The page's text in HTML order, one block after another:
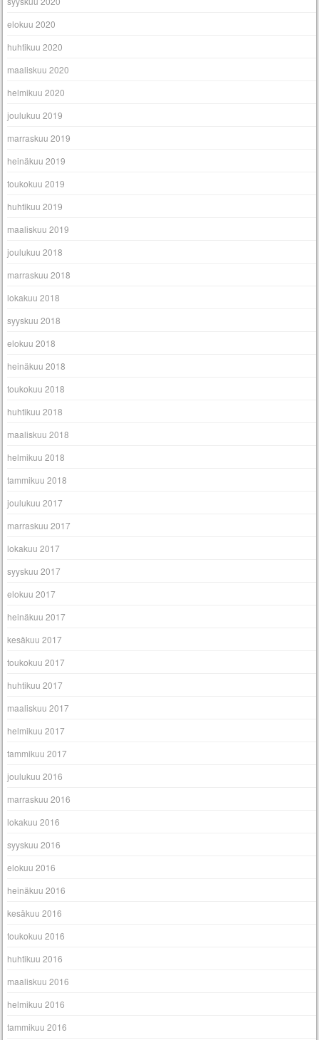
elokuu 2020
huhtikuu 2020
maaliskuu 2020
helmikuu 2020
joulukuu 2019
marraskuu 2019
heinäkuu 2019
toukokuu 2019
huhtikuu 2019
maaliskuu 2019
joulukuu 2018
marraskuu 2018
lokakuu 2018
syyskuu 2018
elokuu 2018
heinäkuu 2018
toukokuu 2018
huhtikuu 2018
maaliskuu 2018
helmikuu 2018
tammikuu 2018
joulukuu 2017
marraskuu 2017
lokakuu 2017
syyskuu 2017
elokuu 2017
heinäkuu 2017
kesäkuu 2017
toukokuu 2017
huhtikuu 2017
maaliskuu 2017
helmikuu 2017
tammikuu 2017
joulukuu 2016
marraskuu 2016
lokakuu 2016
syyskuu 2016
elokuu 2016
heinäkuu 2016
kesäkuu 2016
toukokuu 2016
huhtikuu 2016
maaliskuu 2016
helmikuu 2016
tammikuu 2016